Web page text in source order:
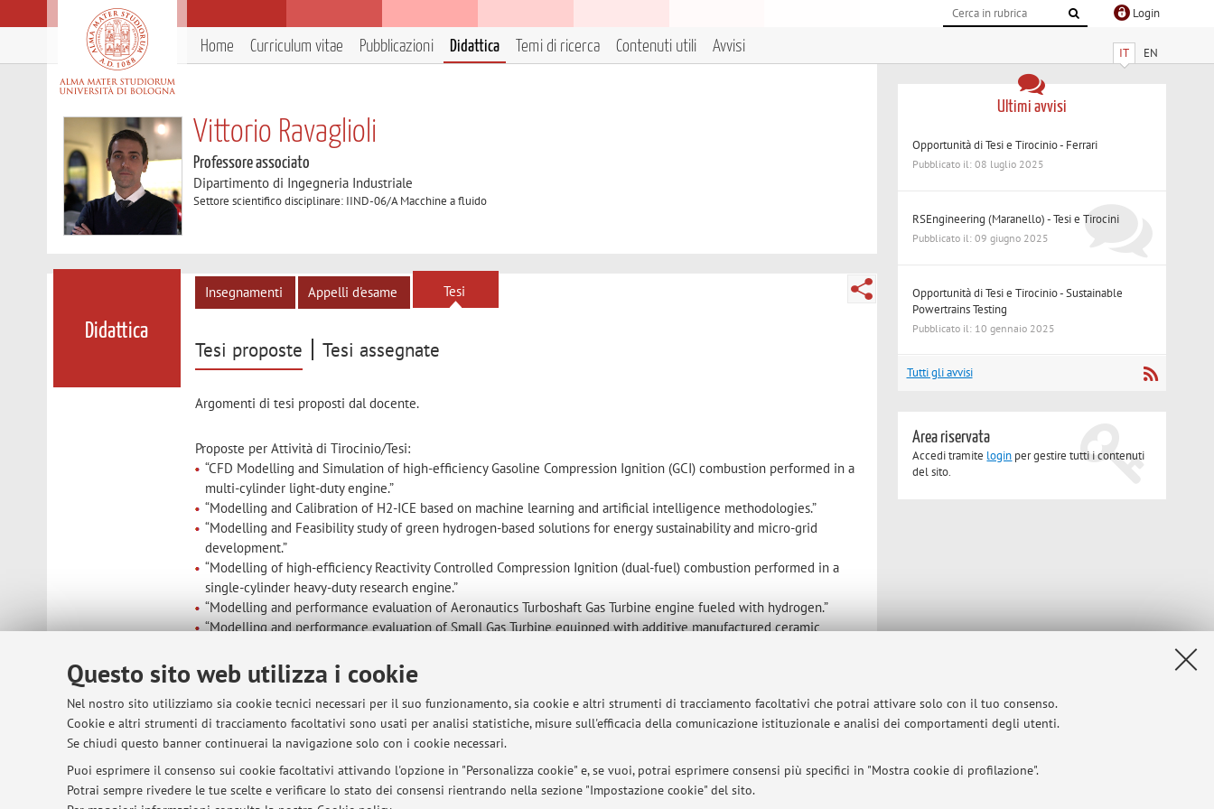
Questo sito web utilizza i cookie
Nel nostro sito utilizziamo sia cookie tecnici necessari per il suo funzionamento, sia cookie e altri strumenti di tracciamento facoltativi che potrai attivare solo con il tuo consenso.
Cookie e altri strumenti di tracciamento facoltativi sono usati per analisi statistiche, misure sull'efficacia della comunicazione istituzionale e analisi dei comportamenti degli utenti.
Se chiudi questo banner continuerai la navigazione solo con i cookie necessari.
Puoi esprimere il consenso sui cookie facoltativi attivando l'opzione in "Personalizza cookie" e, se vuoi, potrai esprimere consensi più specifici in "Mostra cookie di profilazione".
Potrai sempre rivedere le tue scelte e verificare lo stato dei consensi rientrando nella sezione "Impostazione cookie" del sito.
Login
IT EN
Home Curriculum vitae Pubblicazioni Didattica Temi di ricerca Contenuti utili Avvisi
Vittorio Ravaglioli
Professore associato
Dipartimento di Ingegneria Industriale
Settore scientifico disciplinare: IIND-06/A Macchine a fluido
Didattica
Insegnamenti Appelli d'esame Tesi
Tesi proposte Tesi assegnate
Argomenti di tesi proposti dal docente.
Proposte per Attività di Tirocinio/Tesi:
“CFD Modelling and Simulation of high-efficiency Gasoline Compression Ignition (GCI) combustion performed in a
multi-cylinder light-duty engine.”
“Modelling and Calibration of H2-ICE based on machine learning and artificial intelligence methodologies.”
“Modelling and Feasibility study of green hydrogen-based solutions for energy sustainability and micro-grid
development.”
“Modelling of high-efficiency Reactivity Controlled Compression Ignition (dual-fuel) combustion performed in a
single-cylinder heavy-duty research engine.”
“Modelling and performance evaluation of Aeronautics Turboshaft Gas Turbine engine fueled with hydrogen.”
“Modelling and performance evaluation of Small Gas Turbine equipped with additive manufactured ceramic
“Test cell monitoring and control systems development.”
“Design of hydrogen storage and distribution system of hydrogen for testing facility.”
“Low-cost piezoelectric sensor development for combustion indexes estimation based on machine learning and
artificial intelligence methodologies.”
opportunità di Tirocini e Tesi in Azienda:
Controls and SW Engineer - Provincia di Modena
Ultimi avvisi
Opportunità di Tesi e Tirocinio - Ferrari
Pubblicato il: 08 luglio 2025
RSEngineering (Maranello) - Tesi e Tirocini
Pubblicato il: 09 giugno 2025
Opportunità di Tesi e Tirocinio - Sustainable
Powertrains Testing
Pubblicato il: 10 gennaio 2025
Tutti gli avvisi
Area riservata
Accedi tramite login per gestire tutti i contenuti
del sito.